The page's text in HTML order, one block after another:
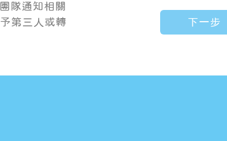
隊通知相關
第三人或轉